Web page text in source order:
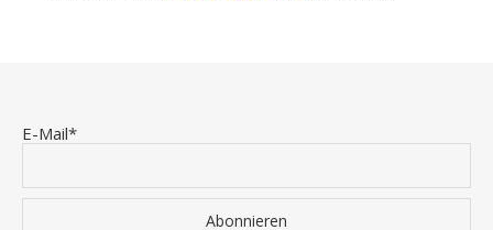
E-Mail*